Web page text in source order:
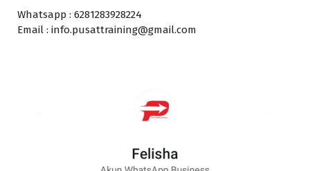
Whatsapp : 6281283928224
Email : info.pusattraining@gmail.com